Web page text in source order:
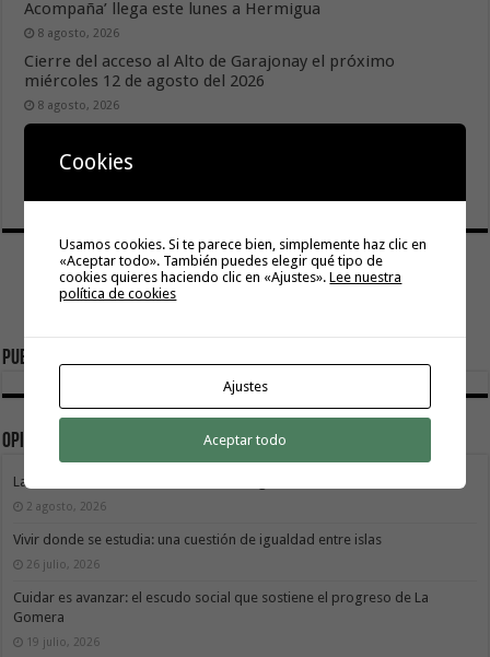
Acompaña’ llega este lunes a Hermigua
8 agosto, 2026
Cierre del acceso al Alto de Garajonay el próximo
miércoles 12 de agosto del 2026
8 agosto, 2026
de La Rajita con la pavimentación de los aparcamientos
Publicidad
Opinión
La Gomera transforma su modelo energético
2 agosto, 2026
Vivir donde se estudia: una cuestión de igualdad entre islas
26 julio, 2026
Cuidar es avanzar: el escudo social que sostiene el progreso de La
Gomera
19 julio, 2026
Cookies
Usamos cookies. Si te parece bien, simplemente haz clic en
«Aceptar todo». También puedes elegir qué tipo de
cookies quieres haciendo clic en «Ajustes».Lee nuestra
política de cookies
Ajustes
Aceptar todo